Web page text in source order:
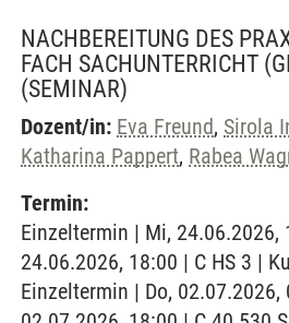
NACHBEREITUNG DES
FACH SACHUNTERRICHT
(SEMINAR)
Dozent/in: Eva Freund, Sirola
Katharina Pappert, Rabea
Termin:
Einzeltermin | Mi, 24.06.2026,
24.06.2026, 18:00 | C HS 3 |
Einzeltermin | Do, 02.07.2026,